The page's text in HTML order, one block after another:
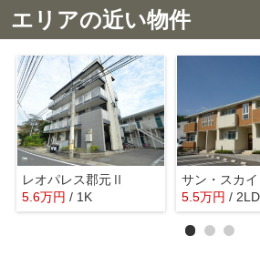
エリアの近い物件
レオパレス郡元Ⅱ
5.6万円 / 1K
サン・スカ
5.5万円 /